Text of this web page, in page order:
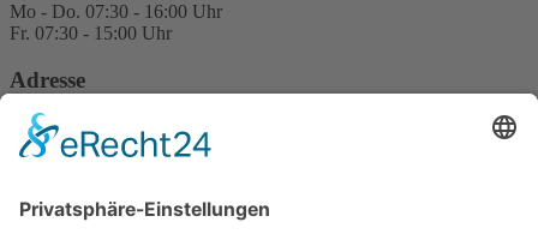
Mo - Do. 07:30 - 16:00 Uhr
Fr. 07:30 - 15:00 Uhr
Adresse
EPOS Bio Partner Süd GmbH
Gewerbestraße 12